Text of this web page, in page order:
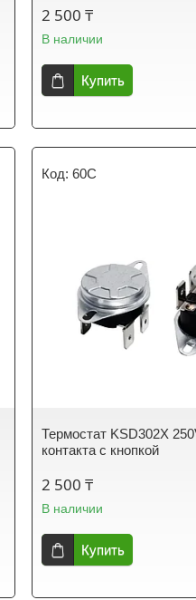
2 500 ₸
В наличии
Купить
60C
Термостат KSD302X
контакта с кнопкой
2 500 ₸
В наличии
Купить